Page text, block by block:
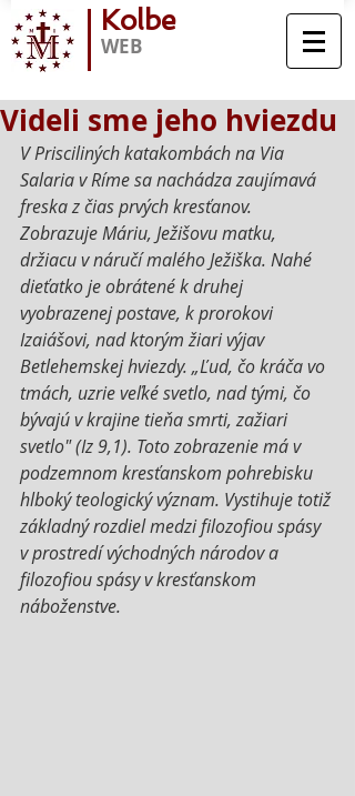
Kolbe
WEB
Videli sme jeho hviezdu
V Prisciliných katakombách na Via
Salaria v Ríme sa nachádza zaujímavá
freska z čias prvých kresťanov.
Zobrazuje Máriu, Ježišovu matku,
držiacu v náručí malého Ježiška. Nahé
dieťatko je obrátené k druhej
vyobrazenej postave, k prorokovi
Izaiášovi, nad ktorým žiari výjav
Betlehemskej hviezdy. „Ľud, čo kráča vo
tmách, uzrie veľké svetlo, nad tými, čo
bývajú v krajine tieňa smrti, zažiari
svetlo" (Iz 9,1). Toto zobrazenie má v
podzemnom kresťanskom pohrebisku
hlboký teologický význam. Vystihuje totiž
základný rozdiel medzi filozofiou spásy
v prostredí východných národov a
filozofiou spásy v kresťanskom
náboženstve.